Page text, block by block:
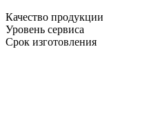
Качество продукции
Уровень сервиса
Срок изготовления